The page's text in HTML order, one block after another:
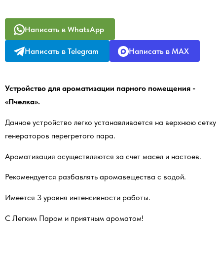
Написать в WhatsApp
Написать в Telegram Написать в MAX
Устройство для ароматизации парного помещения -
«Пчелка».
Данное устройство легко устанавливается на верхнюю сетку
генераторов перегретого пара.
Ароматизация осуществляются за счет масел и настоев.
Рекомендуется разбавлять аромавещества с водой.
Имеется 3 уровня интенсивности работы.
С Легким Паром и приятным ароматом!